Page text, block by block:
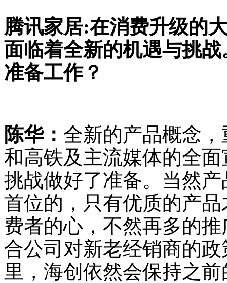
腾讯家居:在消费升级的
面临着全新的机遇与挑
准备工作？
陈华： 全新的产品概念
和高铁及主流媒体的全
挑战做好了准备。当然
首位的，只有优质的产
费者的心，不然再多的
合公司对新老经销商的
里，海创依然会保持之